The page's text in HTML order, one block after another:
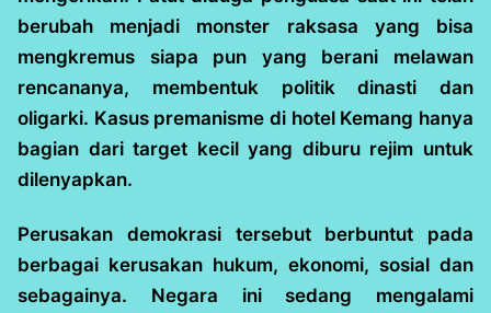
berubah menjadi monster raksasa yang bisa
mengkremus siapa pun yang berani melawan
rencananya, membentuk politik dinasti dan
oligarki. Kasus premanisme di hotel Kemang hanya
bagian dari target kecil yang diburu rejim untuk
dilenyapkan.
Perusakan demokrasi tersebut berbuntut pada
berbagai kerusakan hukum, ekonomi, sosial dan
sebagainya. Negara ini sedang mengalami